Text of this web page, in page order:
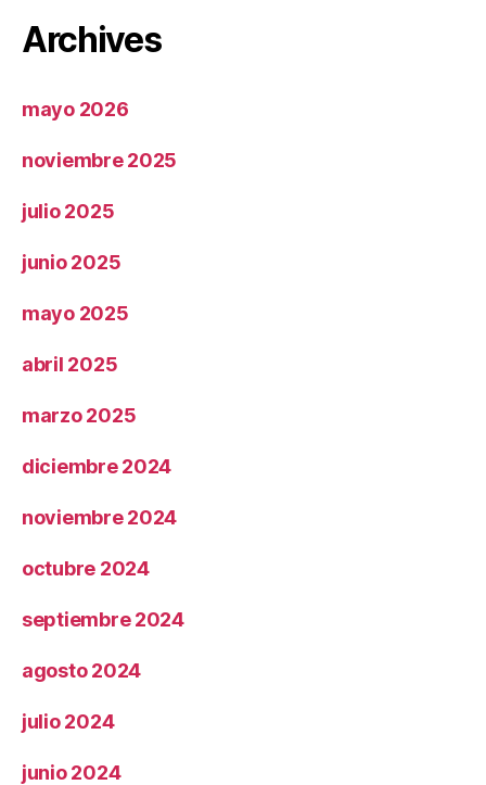
Archives
mayo 2026
noviembre 2025
julio 2025
junio 2025
mayo 2025
abril 2025
marzo 2025
diciembre 2024
noviembre 2024
octubre 2024
septiembre 2024
agosto 2024
julio 2024
junio 2024